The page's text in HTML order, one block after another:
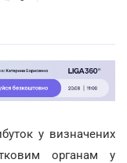
у визначених
органам у